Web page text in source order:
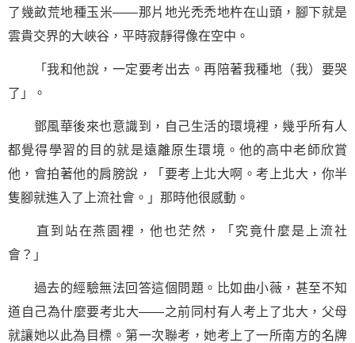
了幾畝荒地種玉米——那片地光禿禿地杵在山頭，腳下就是
雲貴交界的大峽谷，平時寂靜得像在空中。
「我和他說，一定要考出去。再陪著我種地（我）要哭
了」。
鄧風華後來也意識到，自己生活的環境裡，幾乎所有人
都覺得學習的目的就是遠離原生環境。他的高中老師欣賞
他，會拍著他的肩膀說，「要考上北大啊。考上北大，你半
隻腳就進入了上流社會。」那時他很感動。
直到站在燕園裡，他也茫然，「究竟什麼是上流社
會？」
過去的經驗無法回答這個問題。比如曲小薇，甚至不知
道自己為什麼要考北大——之前同村有人考上了北大，父母
就讓她以此為目標。第一次聯考，她考上了一所南方的名牌